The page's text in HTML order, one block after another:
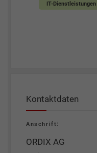
IT-Dienstleistungen
Kontaktdaten
Anschrift:
ORDIX AG